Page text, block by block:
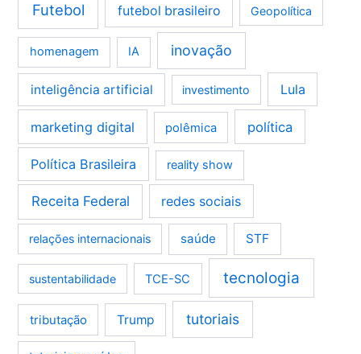
Futebol futebol brasileiro Geopolítica
homenagem IA inovação
inteligência artificial investimento Lula
marketing digital polêmica política
Política Brasileira reality show
Receita Federal redes sociais
relações internacionais saúde STF
sustentabilidade TCE-SC tecnologia
tributação Trump tutoriais